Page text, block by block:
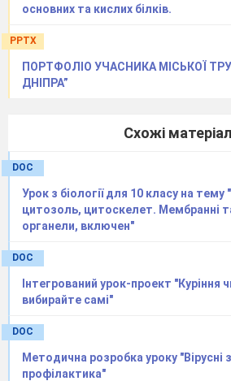
основних та кислих білків.
PPTX
ПОРТФОЛІО УЧАСНИКА МІСЬКОЇ
ДНІПРА”
Схожі
DOC
Урок з біології для 10 класу на
цитозоль, цитоскелет. Мембранні
органели, включен"
DOC
Інтегрований урок-проект "Куріння
вибирайте самі"
DOC
Методична розробка уроку "Вірусні
профілактика"